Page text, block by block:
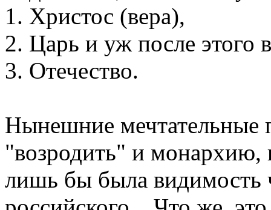
1. Христос (вера),
2. Царь и уж после этого
3. Отечество.
Нынешние мечтательные
"возродить" и монархию,
лишь бы была видимость